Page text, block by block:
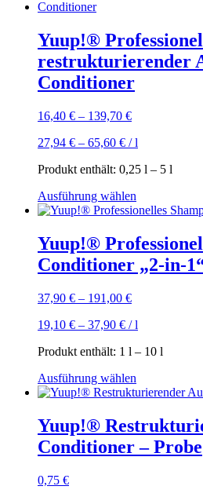
Varianten
auf.
Die
gewählt
Yuup!®
restrukturierender
Conditioner
16,40 € – 139,70 €
27,94 € – 65,60 € /l
Produkt enthält: 0,25 l – 5 l
Ausführung wählen
Produkt
mehrere
Varianten
auf.
auf
Produktseite
werden
Yuup!®
Conditioner „2-in-
37,90 € – 191,00 €
19,10 € – 37,90 € /l
Produkt enthält: 1 l – 10 l
Ausführung wählen
Produkt
mehrere
Varianten
auf.
Yuup!®
Conditioner – Probe
0,75 €